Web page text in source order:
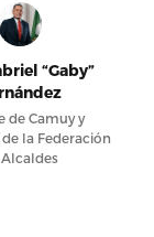
“Gaby”
de Camuy y
la Federación